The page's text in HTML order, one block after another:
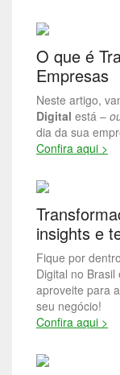
O que é
Empresas
Neste artigo,
Digital está –
dia da sua
Confira aqui >
insights e
Fique por
Digital no Brasil
aproveite para
seu negócio!
Confira aqui >